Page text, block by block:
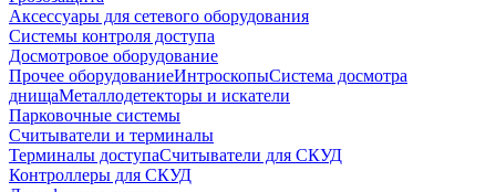
Аксессуары для сетевого оборудования
Системы контроля доступа
Досмотровое оборудование
Прочее оборудованиеИнтроскопыСистема досмотра
днищаМеталлодетекторы и искатели
Парковочные системы
Считыватели и терминалы
Терминалы доступаСчитыватели для СКУД
Контроллеры для СКУД